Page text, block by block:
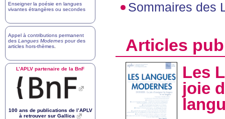
Sommaires des
Articles
Les
joie
Enseigner la poésie en langues
vivantes étrangères ou secondes
Appel à contributions permanent
des Langues Modernes pour des
articles hors-thèmes
L’APLV partenaire de la BnF
100 ans de publications de l’APLV
à retrouver sur Gallica